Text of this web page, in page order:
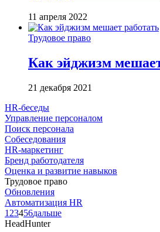
11 апреля 2022
Трудовое право
Как эйджизм
21 декабря 2021
HR-беседы
Управление персоналом
Поиск персонала
Собеседования
HR-маркетинг
Бренд работодателя
Оценка и развитие навыков
Трудовое право
Обновления
Автоматизация HR
1 23456дальше
HeadHunter